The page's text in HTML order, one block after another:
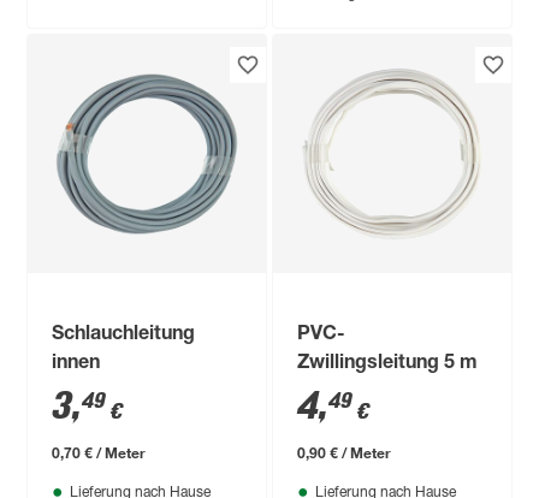
Schlauchleitung
innen
3,49 €
0,70 € / Meter
Lieferung nach Hause
PVC-
Zwillingsleitung 5 m
4,49 €
0,90 € / Meter
Lieferung nach Hause